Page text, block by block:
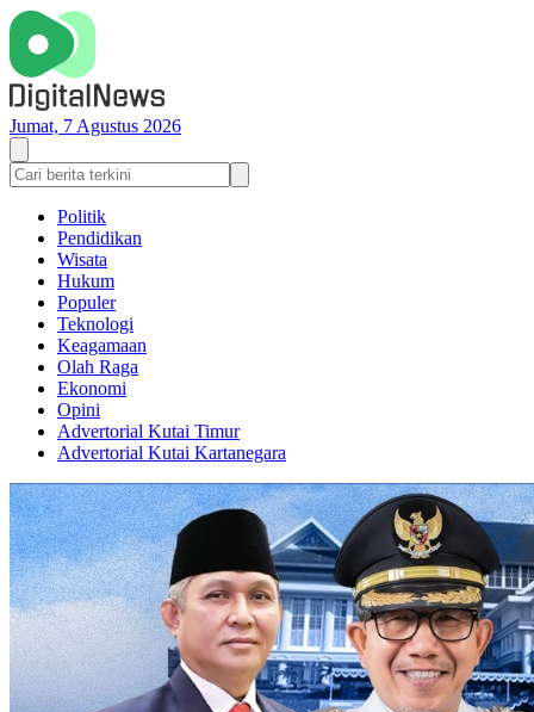
Jumat, 7 Agustus 2026
Politik
Pendidikan
Wisata
Hukum
Populer
Teknologi
Keagamaan
Olah Raga
Ekonomi
Opini
Advertorial Kutai Timur
Advertorial Kutai Kartanegara